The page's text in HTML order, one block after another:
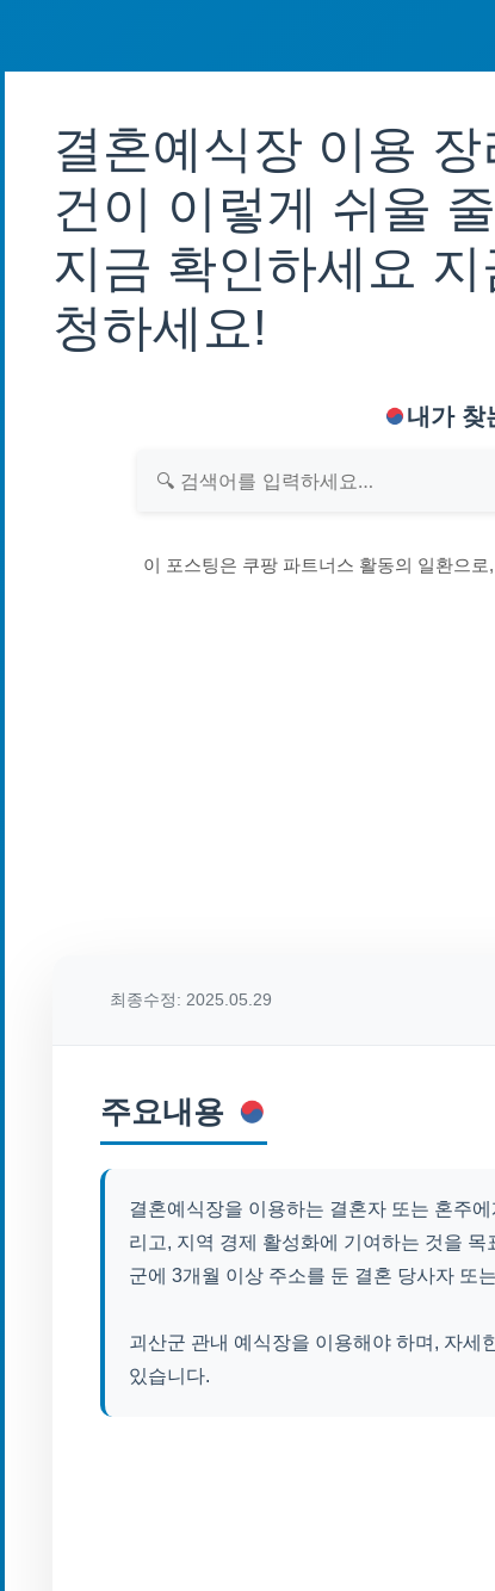
결혼예식장 이용
건이 이렇게 쉬울
지금 확인하세요
청하세요!
내가 찾
이 포스팅은 쿠팡 파트너스 활동의 일환으
최종수정: 2025.05.29
주요내용
결혼예식장을 이용하는 결혼자 또는 혼주
리고, 지역 경제 활성화에 기여하는 것을
군에 3개월 이상 주소를 둔 결혼 당사자 또
괴산군 관내 예식장을 이용해야 하며, 자세
있습니다.